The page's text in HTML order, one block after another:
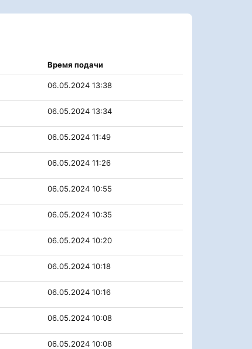
Время подачи
06.05.2024 13:38
06.05.2024 13:34
06.05.2024 11:49
06.05.2024 11:26
06.05.2024 10:55
06.05.2024 10:35
06.05.2024 10:20
06.05.2024 10:18
06.05.2024 10:16
06.05.2024 10:08
06.05.2024 10:08